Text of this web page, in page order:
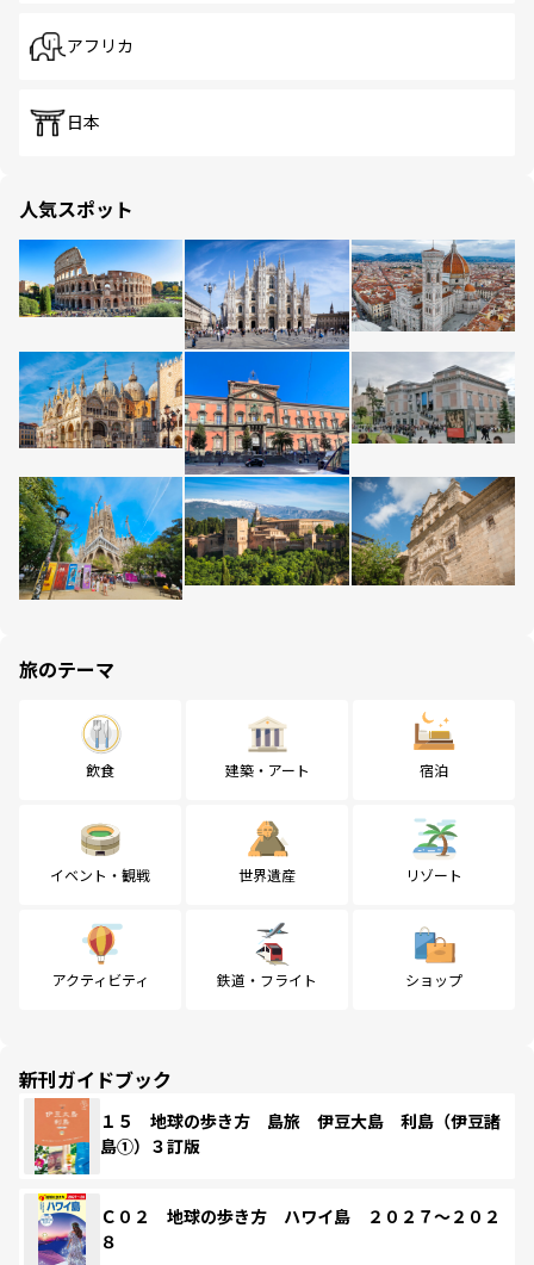
アフリカ
日本
人気スポット
旅のテーマ
飲食 建築・アート 宿泊
イベント・観戦 世界遺産 リゾート
アクティビティ 鉄道・フライト ショップ
新刊ガイドブック
１５ 地球の歩き方 島旅 伊豆大島 利島（伊豆諸
島①）３訂版
Ｃ０２ 地球の歩き方 ハワイ島 ２０２７～２０２
８